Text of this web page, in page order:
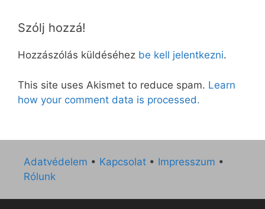
Szólj hozzá!
Hozzászólás küldéséhez be kell jelentkezni.
This site uses Akismet to reduce spam. Learn
how your comment data is processed.
Adatvédelem • Kapcsolat • Impresszum •
Rólunk